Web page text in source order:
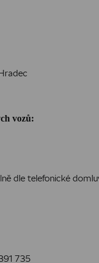
vozů:
dle telefonické
735